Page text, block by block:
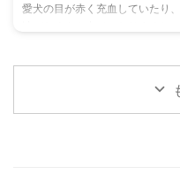
ヒントもご紹介します。 この記
ニ ...
愛犬の目が赤く充血していたり、
る目の病気ですが、原因や症状は
さまざまです。 この記事では、